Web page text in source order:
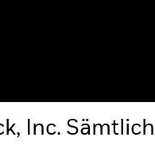
Inc.